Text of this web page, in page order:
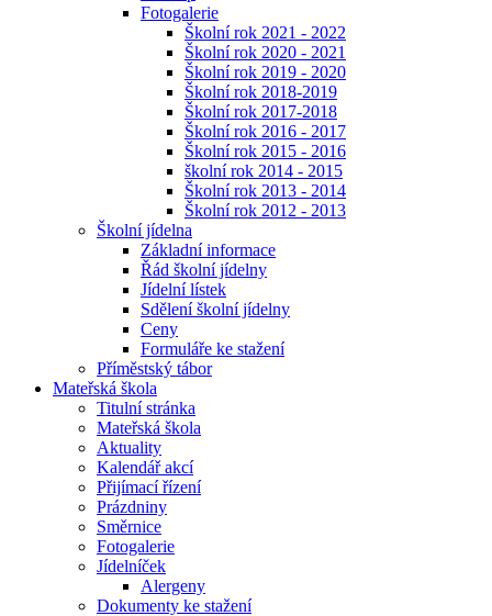
Fotogalerie
Školní rok 2021 - 2022
Školní rok 2020 - 2021
Školní rok 2019 - 2020
Školní rok 2018-2019
Školní rok 2017-2018
Školní rok 2016 - 2017
Školní rok 2015 - 2016
školní rok 2014 - 2015
Školní rok 2013 - 2014
Školní rok 2012 - 2013
Školní jídelna
Základní informace
Řád školní jídelny
Jídelní lístek
Sdělení školní jídelny
Ceny
Formuláře ke stažení
Příměstský tábor
Mateřská škola
Titulní stránka
Mateřská škola
Aktuality
Kalendář akcí
Přijímací řízení
Prázdniny
Směrnice
Fotogalerie
Jídelníček
Alergeny
Dokumenty ke stažení